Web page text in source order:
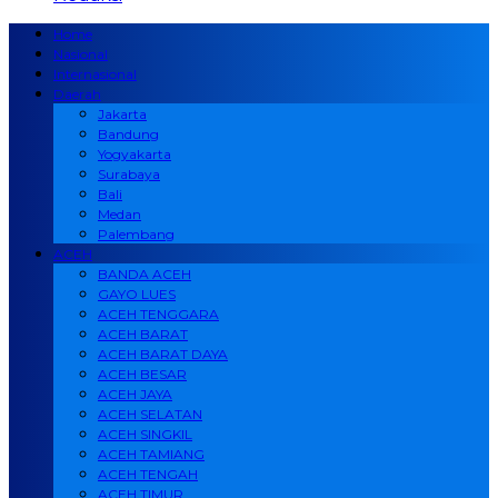
Home
Nasional
Internasional
Daerah
Jakarta
Bandung
Yogyakarta
Surabaya
Bali
Medan
Palembang
ACEH
BANDA ACEH
GAYO LUES
ACEH TENGGARA
ACEH BARAT
ACEH BARAT DAYA
ACEH BESAR
ACEH JAYA
ACEH SELATAN
ACEH SINGKIL
ACEH TAMIANG
ACEH TENGAH
ACEH TIMUR